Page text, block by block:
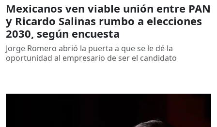
Mexicanos ven viable unión entre PAN
y Ricardo Salinas rumbo a elecciones
2030, según encuesta
Jorge Romero abrió la puerta a que se le dé la
oportunidad al empresario de ser el candidato